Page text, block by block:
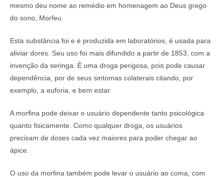
mesmo deu nome ao remédio em homenagem ao Deus grego
do sono, Morfeu.
Esta substância foi e é produzida em laboratórios, é usada para
aliviar dores. Seu uso foi mais difundido a partir de 1853, com a
invenção da seringa. É uma droga perigosa, pois pode causar
dependência, por de seus sintomas colaterais citando, por
exemplo, a euforia, e bem estar.
A morfina pode deixar o usuário dependente tanto psicológica
quanto fisicamente. Como qualquer droga, os usuários
precisam de doses cada vez maiores para poder chegar ao
ápice.
O uso da morfina também pode levar o usuário ao coma, com